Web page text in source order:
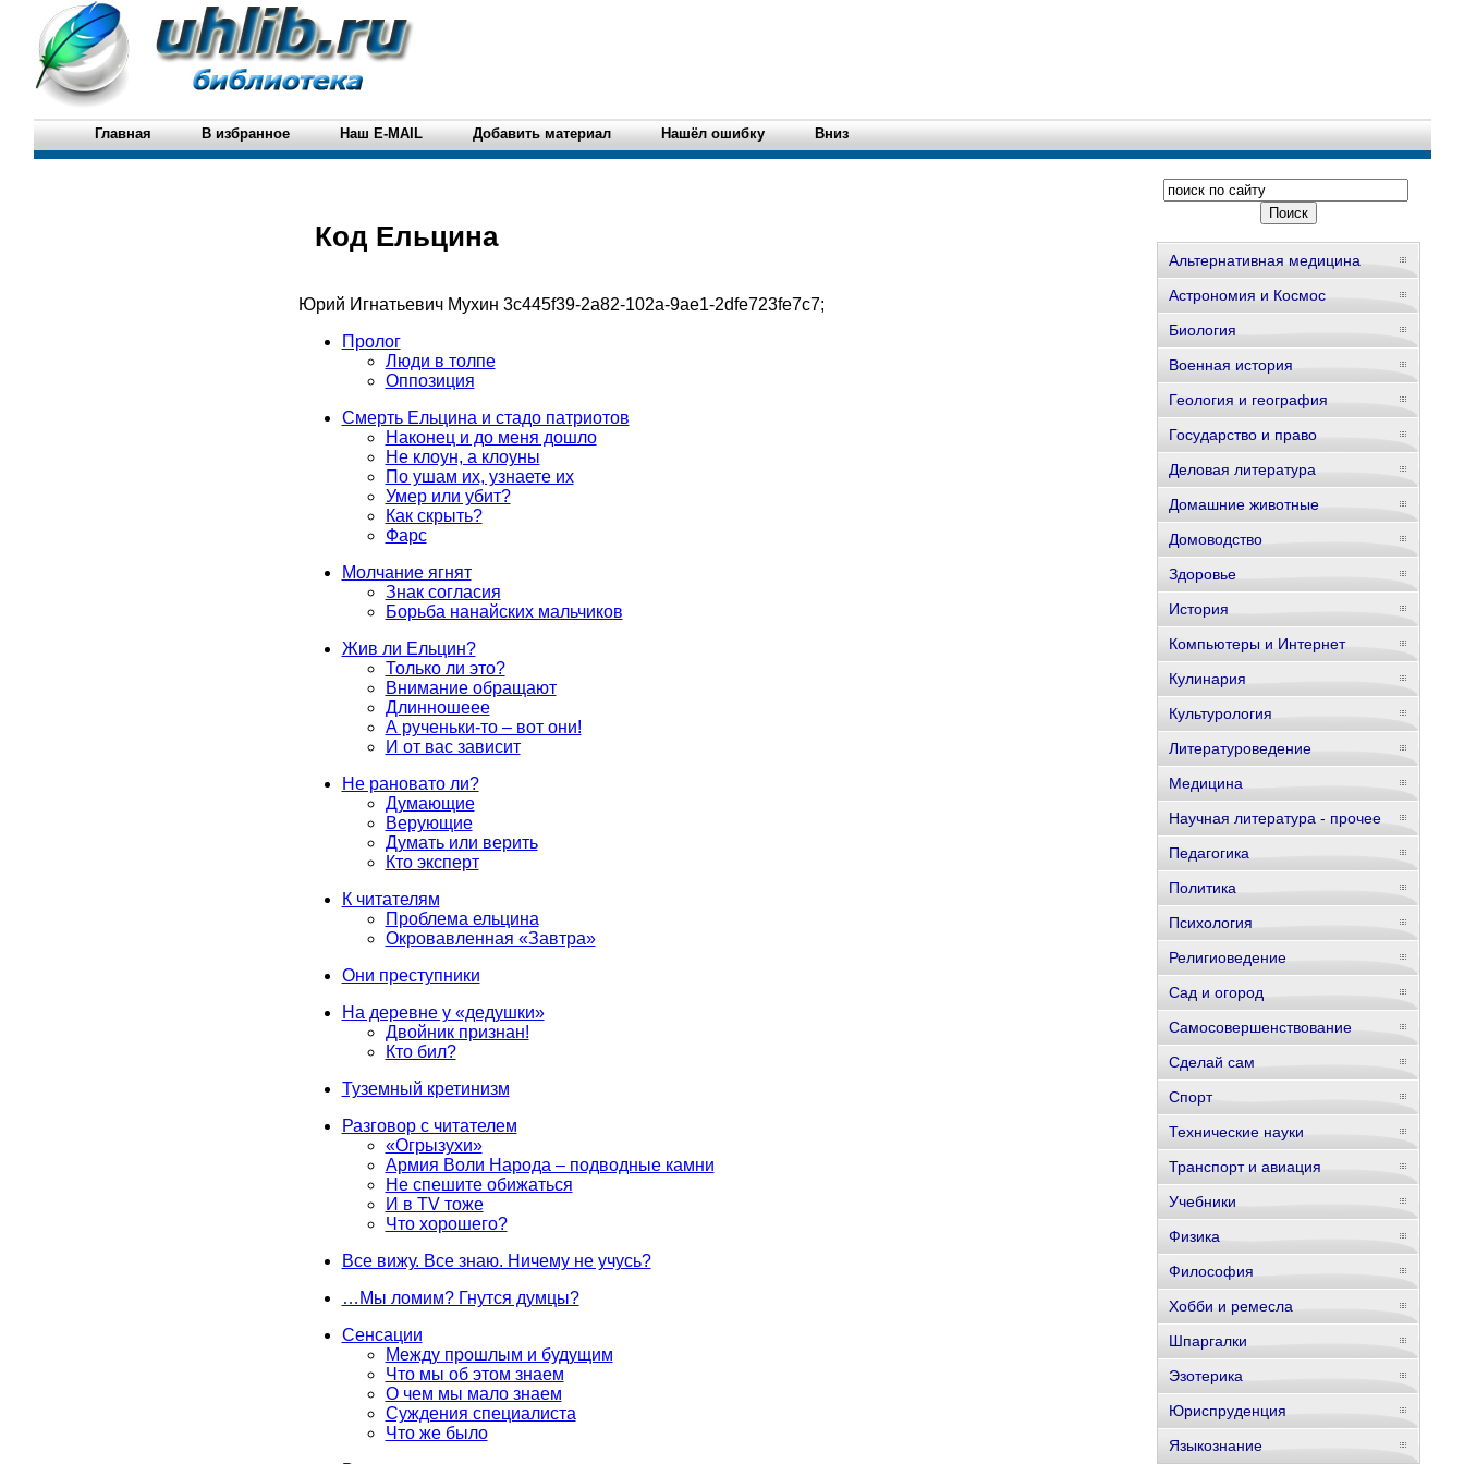
Главная В избранное Наш E-MAIL Добавить материал Нашёл ошибку Вниз
Код Ельцина
Юрий Игнатьевич Мухин 3c445f39-2a82-102a-9ae1-2dfe723fe7c7;
Пролог
Люди в толпе
Оппозиция
Смерть Ельцина и стадо патриотов
Наконец и до меня дошло
Не клоун, а клоуны
По ушам их, узнаете их
Умер или убит?
Как скрыть?
Фарс
Молчание ягнят
Знак согласия
Борьба нанайских мальчиков
Жив ли Ельцин?
Только ли это?
Внимание обращают
Длинношеее
А рученьки-то – вот они!
И от вас зависит
Не рановато ли?
Думающие
Верующие
Думать или верить
Кто эксперт
К читателям
Проблема ельцина
Окровавленная «Завтра»
Они преступники
На деревне у «дедушки»
Двойник признан!
Кто бил?
Туземный кретинизм
Разговор с читателем
«Огрызухи»
Армия Воли Народа – подводные камни
Не спешите обижаться
И в TV тоже
Что хорошего?
Все вижу. Все знаю. Ничему не учусь?
…Мы ломим? Гнутся думцы?
Сенсации
Между прошлым и будущим
Что мы об этом знаем
О чем мы мало знаем
Суждения специалиста
Что же было
Альтернативная медицина
Астрономия и Космос
Биология
Военная история
Геология и география
Государство и право
Деловая литература
Домашние животные
Домоводство
Здоровье
История
Компьютеры и Интернет
Кулинария
Культурология
Литературоведение
Медицина
Научная литература - прочее
Педагогика
Политика
Психология
Религиоведение
Сад и огород
Самосовершенствование
Сделай сам
Спорт
Технические науки
Транспорт и авиация
Учебники
Физика
Философия
Хобби и ремесла
Шпаргалки
Эзотерика
Юриспруденция
Языкознание